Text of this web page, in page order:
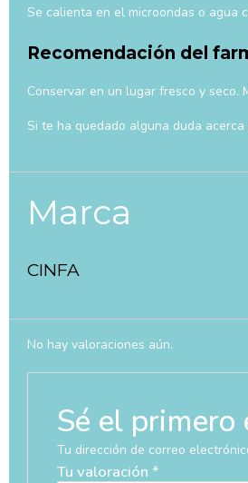
Se calienta en el microondas o agua
Recomendación del
Conservar en un lugar fresco y seco.
Si te ha quedado alguna duda
Marca
CINFA
No hay valoraciones aún.
Sé el primero
Tu dirección de correo
Tu valoración *